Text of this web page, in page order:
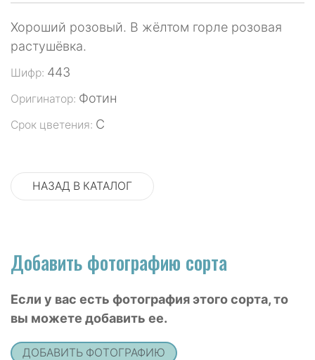
Хороший розовый. В жёлтом горле розовая
растушёвка.
Шифр: 443
Оригинатор: Фотин
Срок цветения: С
НАЗАД В КАТАЛОГ
Добавить фотографию сорта
Если у вас есть фотография этого сорта, то
вы можете добавить ее.
ДОБАВИТЬ ФОТОГРАФИЮ